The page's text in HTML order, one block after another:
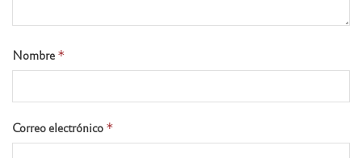
Nombre *
Correo electrónico *